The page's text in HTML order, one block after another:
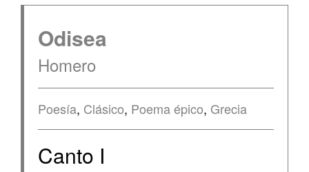
Odisea
Homero
Poesía, Clásico, Poema épico, Grecia
Canto I